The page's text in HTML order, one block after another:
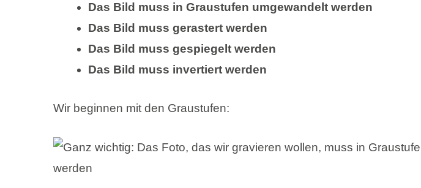
Das Bild muss in Graustufen umgewandelt werden
Das Bild muss gerastert werden
Das Bild muss gespiegelt werden
Das Bild muss invertiert werden
Wir beginnen mit den Graustufen: